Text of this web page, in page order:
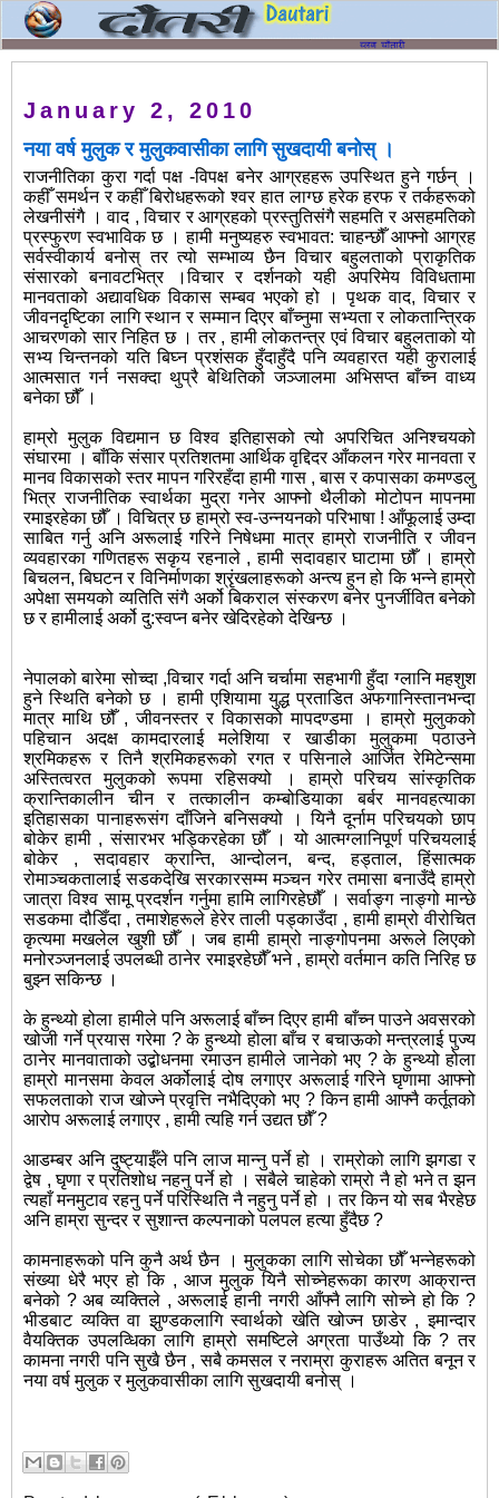
January 2, 2010
नया वर्ष मुलुक र मुलुकवासीका लागि सुखदायी बनोस् ।
राजनीतिका कुरा गर्दा पक्ष -विपक्ष बनेर आग्रहहरू उपस्थित हुने गर्छन् ।
कहीँ समर्थन र कहीँ बिरोधहरूको श्वर हात लाग्छ हरेक हरफ र तर्कहरूको
लेखनीसंगै । वाद , विचार र आग्रहको प्रस्तुतिसंगै सहमति र असहमतिको
प्रस्फुरण स्वभाविक छ । हामी मनुष्यहरु स्वभावत: चाहन्छौँ आफ्नो आग्रह
सर्वस्वीकार्य बनोस् तर त्यो सम्भाव्य छैन विचार बहुलताको प्राकृतिक
संसारको बनावटभित्र ।विचार र दर्शनको यही अपरिमेय विविधतामा
मानवताको अद्यावधिक विकास सम्बव भएको हो । पृथक वाद, विचार र
जीवनदृष्टिका लागि स्थान र सम्मान दिएर बाँच्नुमा सभ्यता र लोकतान्त्रिक
आचरणको सार निहित छ । तर , हामी लोकतन्त्र एवं विचार बहुलताको यो
सभ्य चिन्तनको यति बिघ्न प्रशंसक हुँदाहुँदै पनि व्यवहारत यही कुरालाई
आत्मसात गर्न नसक्दा थुप्रै बेथितिको जञ्जालमा अभिसप्त बाँच्न वाध्य
बनेका छौँ ।
हाम्रो मुलुक विद्यमान छ विश्व इतिहासको त्यो अपरिचित अनिश्चयको
संघारमा । बाँकि संसार प्रतिशतमा आर्थिक वृद्दिदर आँकलन गरेर मानवता र
मानव विकासको स्तर मापन गरिरहँदा हामी गास , बास र कपासका कमण्डलु
भित्र राजनीतिक स्वार्थका मुद्रा गनेर आफ्नो थैलीको मोटोपन मापनमा
रमाइरहेका छौँ । विचित्र छ हाम्रो स्व-उन्नयनको परिभाषा ! आँफूलाई उम्दा
साबित गर्नु अनि अरूलाई गरिने निषेधमा मात्र हाम्रो राजनीति र जीवन
व्यवहारका गणितहरू सकृय रहनाले , हामी सदावहार घाटामा छौँ । हाम्रो
बिचलन, बिघटन र विनिर्माणका श्रृंखलाहरूको अन्त्य हुन हो कि भन्ने हाम्रो
अपेक्षा समयको व्यतिति संगै अर्को बिकराल संस्करण बनेर पुनर्जीवित बनेको
छ र हामीलाई अर्को दु:स्वप्न बनेर खेदिरहेको देखिन्छ ।
नेपालको बारेमा सोच्दा ,विचार गर्दा अनि चर्चामा सहभागी हुँदा ग्लानि महशुश
हुने स्थिति बनेको छ । हामी एशियामा युद्ध प्रताडित अफगानिस्तानभन्दा
मात्र माथि छौँ , जीवनस्तर र विकासको मापदण्डमा । हाम्रो मुलुकको
पहिचान अदक्ष कामदारलाई मलेशिया र खाडीका मुलुकमा पठाउने
श्रमिकहरू र तिनै श्रमिकहरूको रगत र पसिनाले आर्जित रेमिटेन्समा
अस्तित्वरत मुलुकको रूपमा रहिसक्यो । हाम्रो परिचय सांस्कृतिक
क्रान्तिकालीन चीन र तत्कालीन कम्बोडियाका बर्बर मानवहत्याका
इतिहासका पानाहरूसंग दाँजिने बनिसक्यो । यिनै दूर्नाम परिचयको छाप
बोकेर हामी , संसारभर भड्किरहेका छौँ । यो आत्मग्लानिपूर्ण परिचयलाई
बोकेर , सदावहार क्रान्ति, आन्दोलन, बन्द, हड्ताल, हिंसात्मक
रोमाञ्चकतालाई सडकदेखि सरकारसम्म मञ्चन गरेर तमासा बनाउँदै हाम्रो
जात्रा विश्व सामू प्रदर्शन गर्नुमा हामि लागिरहेछौँ । सर्वाङ्ग नाङ्गो मान्छे
सडकमा दौडिँदा , तमाशेहरूले हेरेर ताली पड्काउँदा , हामी हाम्रो वीरोचित
कृत्यमा मखलेल खुशी छौँ । जब हामी हाम्रो नाङ्गोपनमा अरूले लिएको
मनोरञ्जनलाई उपलब्धी ठानेर रमाइरहेछौँ भने , हाम्रो वर्तमान कति निरिह छ
बुझ्न सकिन्छ ।
के हुन्थ्यो होला हामीले पनि अरूलाई बाँच्न दिएर हामी बाँच्न पाउने अवसरको
खोजी गर्ने प्रयास गरेमा ? के हुन्थ्यो होला बाँच र बचाऊको मन्त्रलाई पुज्य
ठानेर मानवाताको उद्बोधनमा रमाउन हामीले जानेको भए ? के हुन्थ्यो होला
हाम्रो मानसमा केवल अर्कोलाई दोष लगाएर अरूलाई गरिने घृणामा आफ्नो
सफलताको राज खोज्ने प्रवृत्ति नभैदिएको भए ? किन हामी आफ्नै कर्तूतको
आरोप अरूलाई लगाएर , हामी त्यहि गर्न उद्यत छौँ ?
आडम्बर अनि दुष्ट्याईँले पनि लाज मान्नु पर्ने हो । राम्रोको लागि झगडा र
द्वेष , घृणा र प्रतिशोध नहनु पर्ने हो । सबैले चाहेको राम्रो नै हो भने त झन
त्यहाँ मनमुटाव रहनु पर्ने परिस्थिति नै नहुनु पर्ने हो । तर किन यो सब भैरहेछ
अनि हाम्रा सुन्दर र सुशान्त कल्पनाको पलपल हत्या हुँदैछ ?
कामनाहरूको पनि कुनै अर्थ छैन । मुलुकका लागि सोचेका छौँ भन्नेहरूको
संख्या धेरै भएर हो कि , आज मुलुक यिनै सोच्नेहरूका कारण आक्रान्त
बनेको ? अब व्यक्तिले , अरूलाई हानी नगरी आँफ्नै लागि सोच्ने हो कि ?
भीडबाट व्यक्ति वा झुण्डकलागि स्वार्थको खेति खोज्न छाडेर , इमान्दार
वैयक्तिक उपलव्धिका लागि हाम्रो समष्टिले अग्रता पाउँथ्यो कि ? तर
कामना नगरी पनि सुखै छैन , सबै कमसल र नराम्रा कुराहरू अतित बनून र
नया वर्ष मुलुक र मुलुकवासीका लागि सुखदायी बनोस् ।